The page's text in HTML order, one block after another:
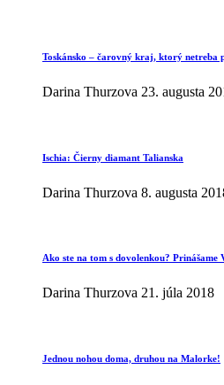
Toskánsko – čarovný kraj, ktorý netreba
Darina Thurzova 23. augusta
Ischia: Čierny diamant Talianska
Darina Thurzova 8. augusta
Ako ste na tom s dovolenkou?
Darina Thurzova 21. júla 2018
Jednou nohou doma, druhou na Malorke!